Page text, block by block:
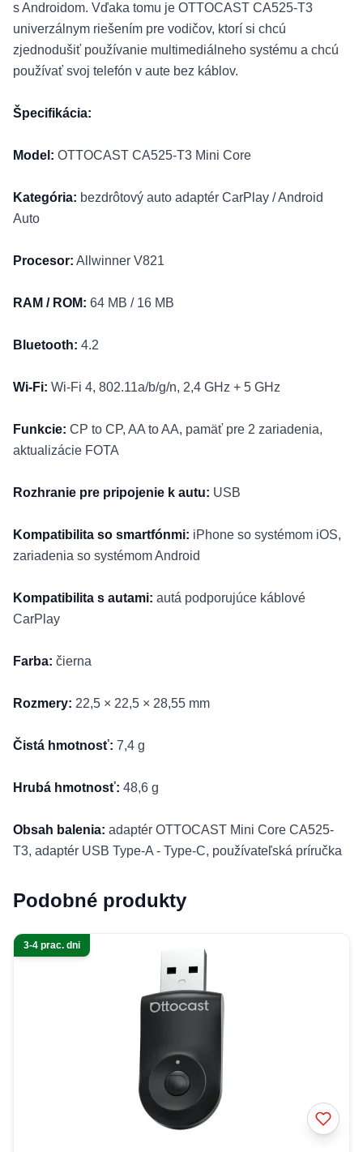
s Androidom. Vďaka tomu je OTTOCAST CA525-T3
univerzálnym riešením pre vodičov, ktorí si chcú
zjednodušiť používanie multimediálneho systému a chcú
používať svoj telefón v aute bez káblov.
Špecifikácia:
Model: OTTOCAST CA525-T3 Mini Core
Kategória: bezdrôtový auto adaptér CarPlay / Android
Auto
Procesor: Allwinner V821
RAM / ROM: 64 MB / 16 MB
Bluetooth: 4.2
Wi-Fi: Wi-Fi 4, 802.11a/b/g/n, 2,4 GHz + 5 GHz
Funkcie: CP to CP, AA to AA, pamäť pre 2 zariadenia,
aktualizácie FOTA
Rozhranie pre pripojenie k autu: USB
Kompatibilita so smartfónmi: iPhone so systémom iOS,
zariadenia so systémom Android
Kompatibilita s autami: autá podporujúce káblové
CarPlay
Farba: čierna
Rozmery: 22,5 × 22,5 × 28,55 mm
Čistá hmotnosť: 7,4 g
Hrubá hmotnosť: 48,6 g
Obsah balenia: adaptér OTTOCAST Mini Core CA525-
T3, adaptér USB Type-A - Type-C, používateľská príručka
Podobné produkty
3-4 prac. dni